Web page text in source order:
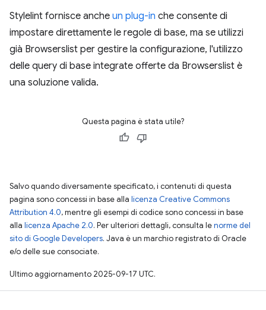
Stylelint fornisce anche un plug-in che consente di
impostare direttamente le regole di base, ma se utilizzi
già Browserslist per gestire la configurazione, l'utilizzo
delle query di base integrate offerte da Browserslist è
una soluzione valida.
Questa pagina è stata utile?
Salvo quando diversamente specificato, i contenuti di questa
pagina sono concessi in base alla licenza Creative Commons
Attribution 4.0, mentre gli esempi di codice sono concessi in base
alla licenza Apache 2.0. Per ulteriori dettagli, consulta lenorme del
sito di Google Developers. Java è un marchio registrato di Oracle
e/o delle sue consociate.
Ultimo aggiornamento 2025-09-17 UTC.